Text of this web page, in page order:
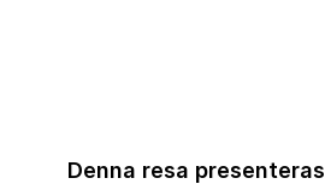
Denna resa